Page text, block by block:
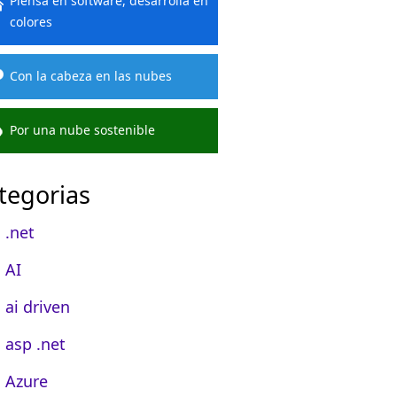
colores
Con la cabeza en las nubes
Por una nube sostenible
.net
AI
ai driven
asp .net
Azure